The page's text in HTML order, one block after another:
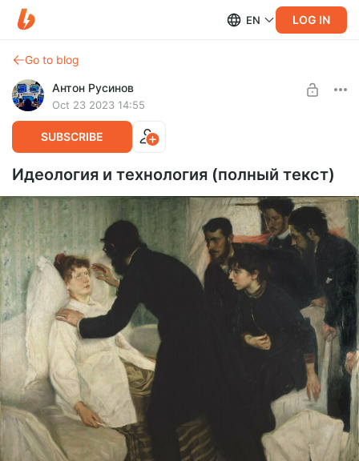
EN LOG IN
Go to blog
Антон Русинов
Oct 23 2023 14:55
SUBSCRIBE
Идеология и технология (полный текст)